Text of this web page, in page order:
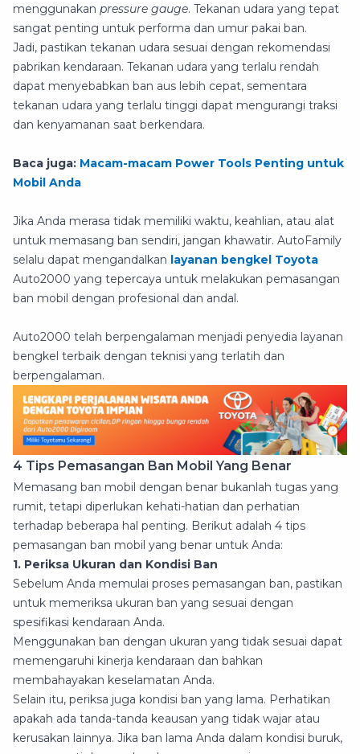
menggunakan pressure gauge. Tekanan udara yang tepat
sangat penting untuk performa dan umur pakai ban.
Jadi, pastikan tekanan udara sesuai dengan rekomendasi
pabrikan kendaraan. Tekanan udara yang terlalu rendah
dapat menyebabkan ban aus lebih cepat, sementara
tekanan udara yang terlalu tinggi dapat mengurangi traksi
dan kenyamanan saat berkendara.
Baca juga: Macam-macam Power Tools Penting untuk
Mobil Anda
Jika Anda merasa tidak memiliki waktu, keahlian, atau alat
untuk memasang ban sendiri, jangan khawatir. AutoFamily
selalu dapat mengandalkan layanan bengkel Toyota
Auto2000 yang tepercaya untuk melakukan pemasangan
ban mobil dengan profesional dan andal.
Auto2000 telah berpengalaman menjadi penyedia layanan
bengkel terbaik dengan teknisi yang terlatih dan
berpengalaman.
4 Tips Pemasangan Ban Mobil Yang Benar
Memasang ban mobil dengan benar bukanlah tugas yang
rumit, tetapi diperlukan kehati-hatian dan perhatian
terhadap beberapa hal penting. Berikut adalah 4 tips
pemasangan ban mobil yang benar untuk Anda:
1. Periksa Ukuran dan Kondisi Ban
Sebelum Anda memulai proses pemasangan ban, pastikan
untuk memeriksa ukuran ban yang sesuai dengan
spesifikasi kendaraan Anda.
Menggunakan ban dengan ukuran yang tidak sesuai dapat
memengaruhi kinerja kendaraan dan bahkan
membahayakan keselamatan Anda.
Selain itu, periksa juga kondisi ban yang lama. Perhatikan
apakah ada tanda-tanda keausan yang tidak wajar atau
kerusakan lainnya. Jika ban lama Anda dalam kondisi buruk,